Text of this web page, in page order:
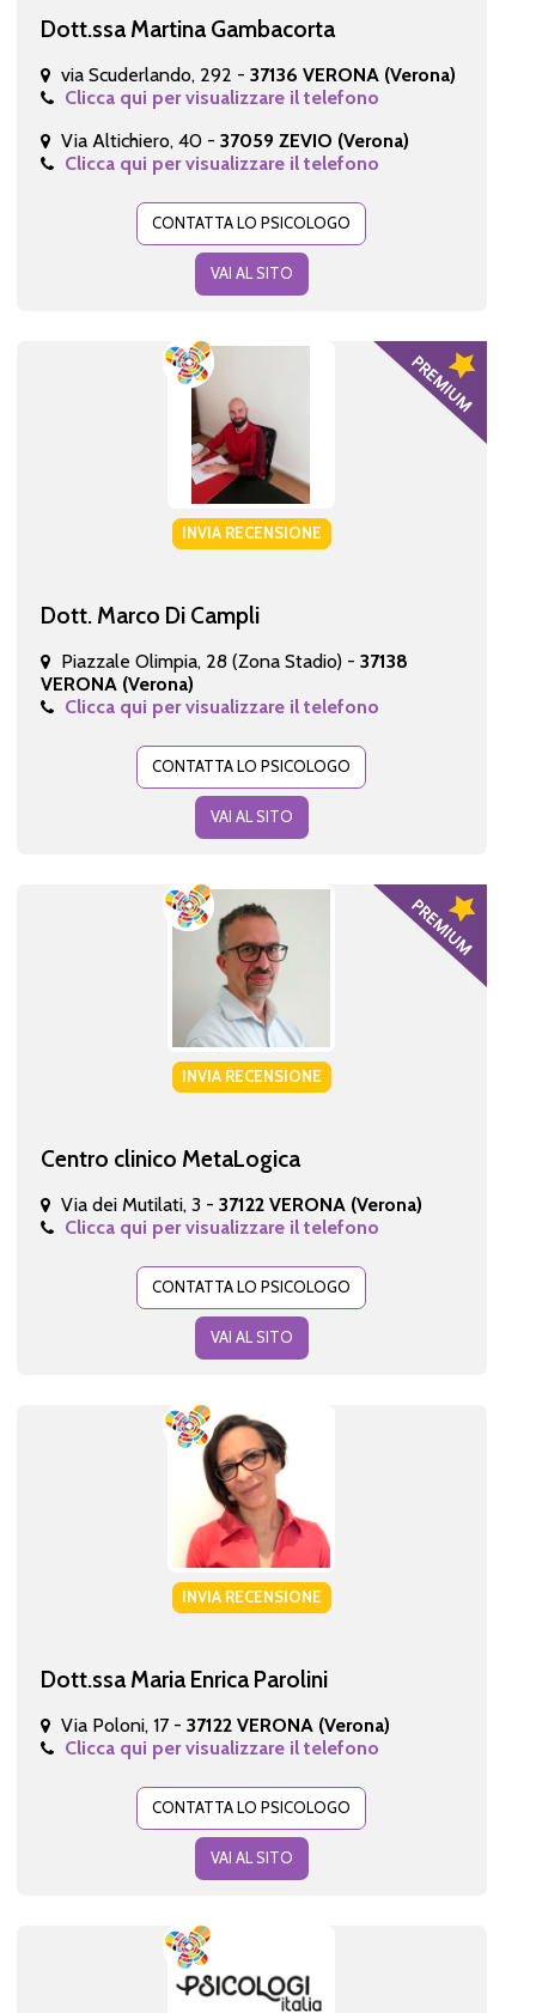
Dott.ssa Martina Gambacorta
via Scuderlando, 292 - 37136 VERONA (Verona)
Clicca qui per visualizzare il telefono
Via Altichiero, 40 - 37059 ZEVIO (Verona)
Clicca qui per visualizzare il telefono
CONTATTA LO PSICOLOGO
VAI AL SITO
INVIA RECENSIONE
Dott. Marco Di Campli
Piazzale Olimpia, 28 (Zona Stadio) - 37138
VERONA (Verona)
Clicca qui per visualizzare il telefono
CONTATTA LO PSICOLOGO
VAI AL SITO
INVIA RECENSIONE
Centro clinico MetaLogica
Via dei Mutilati, 3 - 37122 VERONA (Verona)
Clicca qui per visualizzare il telefono
CONTATTA LO PSICOLOGO
VAI AL SITO
INVIA RECENSIONE
Dott.ssa Maria Enrica Parolini
Via Poloni, 17 - 37122 VERONA (Verona)
Clicca qui per visualizzare il telefono
CONTATTA LO PSICOLOGO
VAI AL SITO